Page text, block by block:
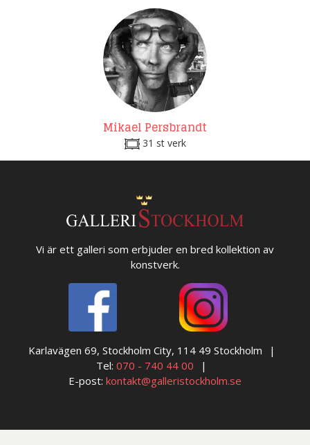
Mikael Persbrandt
31 st verk
Vi är ett galleri som erbjuder en bred kollektion av
konstverk.
Karlavägen 69, Stockholm City, 114 49 Stockholm
Tel: 070 - 740 44 00
E-post: kontakt@galleristockholm.se